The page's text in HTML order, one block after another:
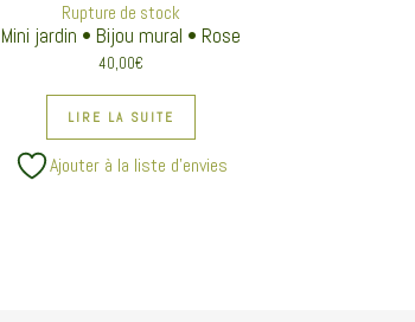
Rupture de stock
Mini jardin • Bijou mural • Rose
40,00€
LIRE LA SUITE
Ajouter à la liste d’envies